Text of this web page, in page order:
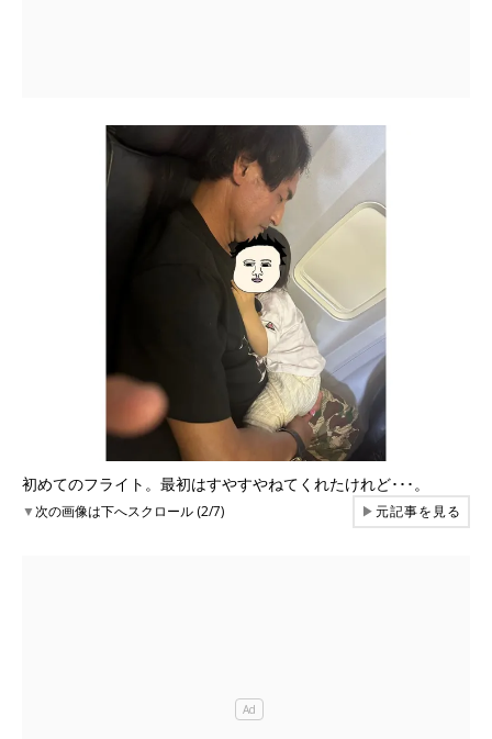
初めてのフライト。最初はすやすやねてくれたけれど･･･。
▼次の画像は下へスクロール (2/7) ▶元記事を見る